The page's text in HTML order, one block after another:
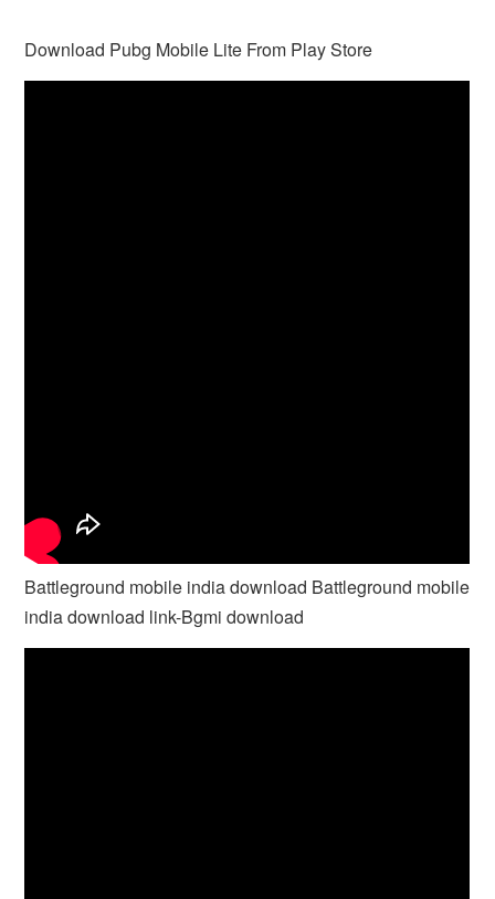
Download Pubg Mobile Lite From Play Store
Battleground mobile india download Battleground mobile
india download link-Bgmi download